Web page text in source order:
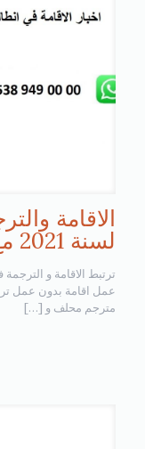
الاقامة
لسنة 2021 مع مترجم انطاليا
ترتبط الاقامة و الترجمة
عمل اقامة بدون عمل
مترجم محلف و […]